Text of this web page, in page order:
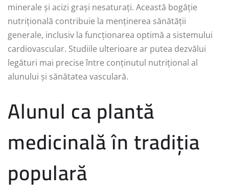
minerale și acizi grași nesaturați. Această bogăție
nutrițională contribuie la menținerea sănătății
generale, inclusiv la funcționarea optimă a sistemului
cardiovascular. Studiile ulterioare ar putea dezvălui
legături mai precise între conținutul nutrițional al
alunului și sănătatea vasculară.
Alunul ca plantă
medicinală în tradiția
populară